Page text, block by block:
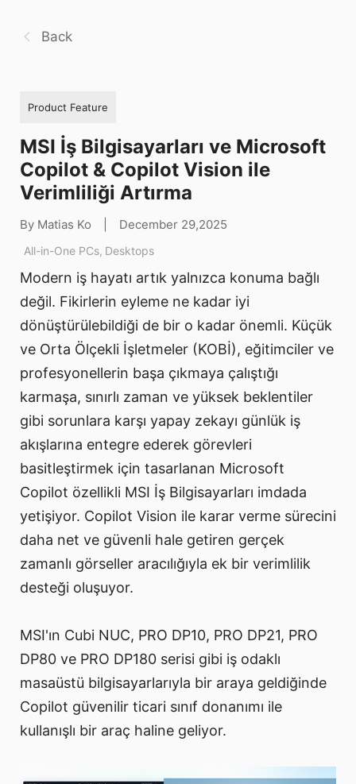
Back
Product Feature
MSI İş Bilgisayarları ve Microsoft
Copilot & Copilot Vision ile
Verimliliği Artırma
By Matias Ko December 29,2025
All-in-One PCs, Desktops
Modern iş hayatı artık yalnızca konuma bağlı
değil. Fikirlerin eyleme ne kadar iyi
dönüştürülebildiği de bir o kadar önemli. Küçük
ve Orta Ölçekli İşletmeler (KOBİ), eğitimciler ve
profesyonellerin başa çıkmaya çalıştığı
karmaşa, sınırlı zaman ve yüksek beklentiler
gibi sorunlara karşı yapay zekayı günlük iş
akışlarına entegre ederek görevleri
basitleştirmek için tasarlanan Microsoft
Copilot özellikli MSI İş Bilgisayarları imdada
yetişiyor. Copilot Vision ile karar verme sürecini
daha net ve güvenli hale getiren gerçek
zamanlı görseller aracılığıyla ek bir verimlilik
desteği oluşuyor.
MSI'ın Cubi NUC, PRO DP10, PRO DP21, PRO
DP80 ve PRO DP180 serisi gibi iş odaklı
masaüstü bilgisayarlarıyla bir araya geldiğinde
Copilot güvenilir ticari sınıf donanımı ile
kullanışlı bir araç haline geliyor.